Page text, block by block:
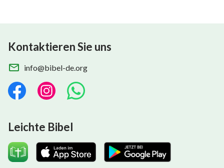
Kontaktieren Sie uns
info@bibel-de.org
Leichte Bibel